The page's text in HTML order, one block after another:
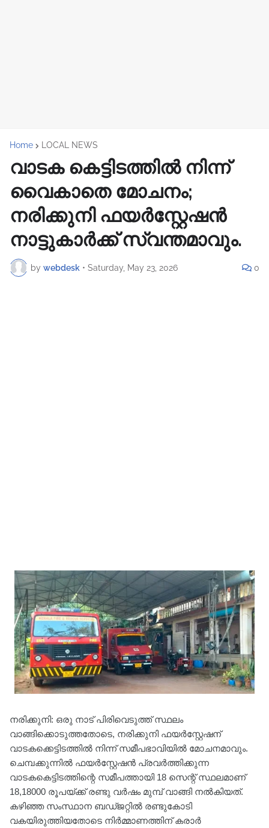
Home LOCAL NEWS
വാടക കെട്ടിടത്തിൽ നിന്ന്
വൈകാതെ മോചനം;
നരിക്കുനി ഫയർസ്റ്റേഷൻ
നാട്ടുകാർക്ക് സ്വന്തമാവും.
by webdesk • Saturday, May 23, 2026 0
നരിക്കുനി: ഒരു നാട് പിരിവെടുത്ത് സ്ഥലം
വാങ്ങിക്കൊടുത്തതോടെ, നരിക്കുനി ഫയർസ്റ്റേഷന്
വാടകക്കെട്ടിടത്തിൽ നിന്ന് സമീപഭാവിയിൽ മോചനമാവും.
ചെമ്പക്കുന്നിൽ ഫയർസ്റ്റേഷൻ പ്രവർത്തിക്കുന്ന
വാടകകെട്ടിടത്തിന്റെ സമീപത്തായി 18 സെന്റ് സ്ഥലമാണ്
18,18000 രൂപയ്ക്ക് രണ്ടു വർഷം മുമ്പ് വാങ്ങി നൽകിയത്.
കഴിഞ്ഞ സംസ്ഥാന ബഡ്ജറ്റിൽ രണ്ടുകോടി
വകയിരുത്തിയതോടെ നിർമ്മാണത്തിന് കരാർ